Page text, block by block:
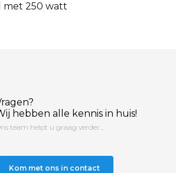
250 watt
hebben alle kennis in huis!
team helpt u graag verder...
Kom met ons in contact